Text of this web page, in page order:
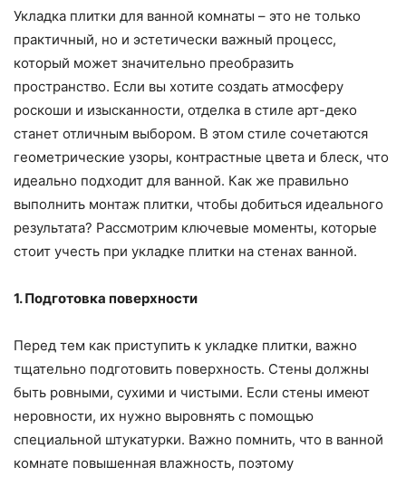
Укладка плитки для ванной комнаты – это не только
практичный, но и эстетически важный процесс,
который может значительно преобразить
пространство. Если вы хотите создать атмосферу
роскоши и изысканности, отделка в стиле арт-деко
станет отличным выбором. В этом стиле сочетаются
геометрические узоры, контрастные цвета и блеск, что
идеально подходит для ванной. Как же правильно
выполнить монтаж плитки, чтобы добиться идеального
результата? Рассмотрим ключевые моменты, которые
стоит учесть при укладке плитки на стенах ванной.
1. Подготовка поверхности
Перед тем как приступить к укладке плитки, важно
тщательно подготовить поверхность. Стены должны
быть ровными, сухими и чистыми. Если стены имеют
неровности, их нужно выровнять с помощью
специальной штукатурки. Важно помнить, что в ванной
комнате повышенная влажность, поэтому